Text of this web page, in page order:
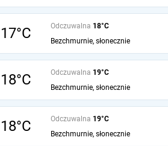
17°C Odczuwalna 18°C
Bezchmurnie, słonecznie
18°C Odczuwalna 19°C
Bezchmurnie, słonecznie
18°C Odczuwalna 19°C
Bezchmurnie, słonecznie